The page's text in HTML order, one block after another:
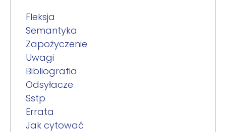
Fleksja
Semantyka
Zapożyczenie
Uwagi
Bibliografia
Odsyłacze
Sstp
Errata
Jak cytować